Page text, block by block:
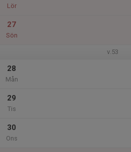
Lör
27
Sön
v.53
28
Mån
29
Tis
30
Ons